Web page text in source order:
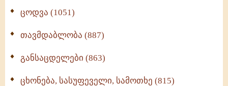
ცოდვა (1051)
თავმდაბლობა (887)
განსაცდელები (863)
ცხონება, სასუფეველი, სამოთხე (815)